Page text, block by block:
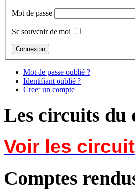
Mot de passe
Se souvenir de moi
Mot de passe oublié ?
Identifiant oublié ?
Créer un compte
Les circuits du
Voir les
Comptes